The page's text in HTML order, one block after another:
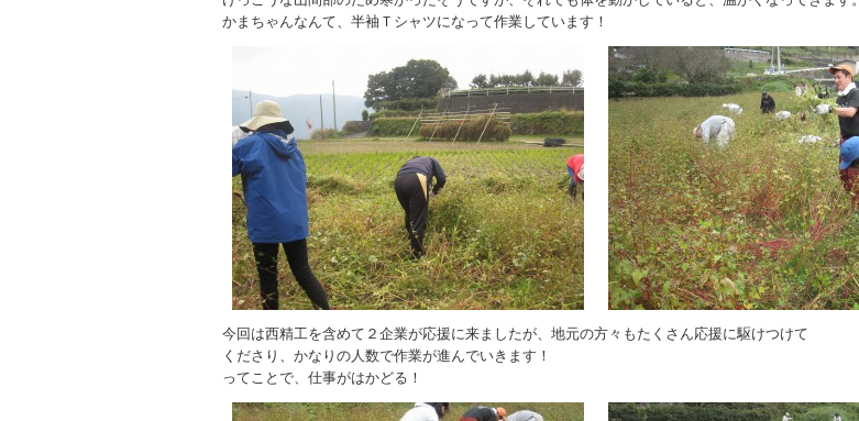
かまちゃんなんて、半袖Ｔシャツになって作業しています！
今回は西精工を含めて２企業が応援に来ましたが、地元の方々もたくさん応援に駆けつけて
くださり、かなりの人数で作業が進んでいきます！
ってことで、仕事がはかどる！